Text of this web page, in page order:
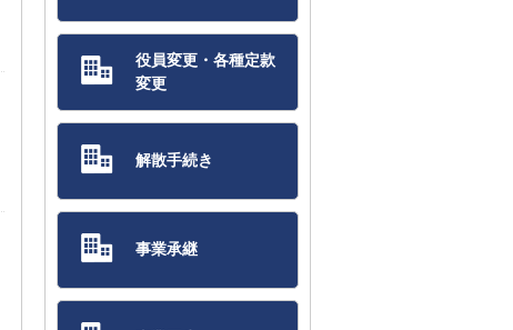
役員変更・各種定款
変更
解散手続き
事業承継